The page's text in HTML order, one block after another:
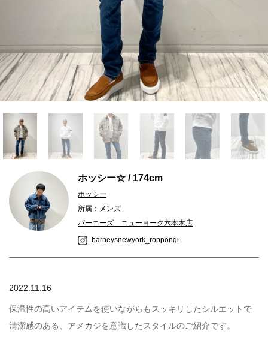
ホッシー☆ / 174cm
ホッシー
所属：メンズ
バーニーズ ニューヨーク六本木店
barneysnewyork_roppongi
2022.11.16
保温性の高いアイテムを使いながらもスッキリしたシルエットで
清潔感のある、アメカジを意識したスタイルのご紹介です。